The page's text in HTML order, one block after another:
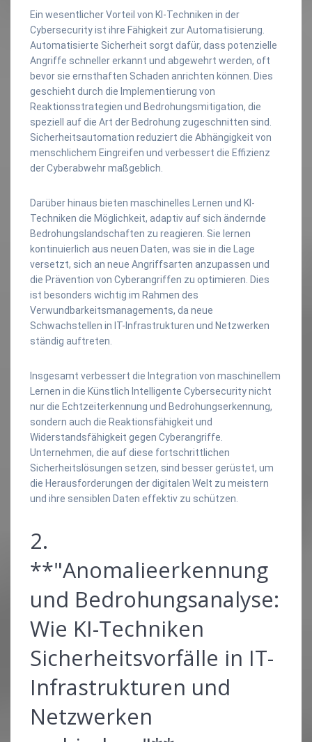
Ein wesentlicher Vorteil von KI-Techniken in der
Cybersecurity ist ihre Fähigkeit zur Automatisierung.
Automatisierte Sicherheit sorgt dafür, dass potenzielle
Angriffe schneller erkannt und abgewehrt werden, oft
bevor sie ernsthaften Schaden anrichten können. Dies
geschieht durch die Implementierung von
Reaktionsstrategien und Bedrohungsmitigation, die
speziell auf die Art der Bedrohung zugeschnitten sind.
Sicherheitsautomation reduziert die Abhängigkeit von
menschlichem Eingreifen und verbessert die Effizienz
der Cyberabwehr maßgeblich.
Darüber hinaus bieten maschinelles Lernen und KI-
Techniken die Möglichkeit, adaptiv auf sich ändernde
Bedrohungslandschaften zu reagieren. Sie lernen
kontinuierlich aus neuen Daten, was sie in die Lage
versetzt, sich an neue Angriffsarten anzupassen und
die Prävention von Cyberangriffen zu optimieren. Dies
ist besonders wichtig im Rahmen des
Verwundbarkeitsmanagements, da neue
Schwachstellen in IT-Infrastrukturen und Netzwerken
ständig auftreten.
Insgesamt verbessert die Integration von maschinellem
Lernen in die Künstlich Intelligente Cybersecurity nicht
nur die Echtzeiterkennung und Bedrohungserkennung,
sondern auch die Reaktionsfähigkeit und
Widerstandsfähigkeit gegen Cyberangriffe.
Unternehmen, die auf diese fortschrittlichen
Sicherheitslösungen setzen, sind besser gerüstet, um
die Herausforderungen der digitalen Welt zu meistern
und ihre sensiblen Daten effektiv zu schützen.
2.
**"Anomalieerkennung
und Bedrohungsanalyse:
Wie KI-Techniken
Sicherheitsvorfälle in IT-
Infrastrukturen und
Netzwerken